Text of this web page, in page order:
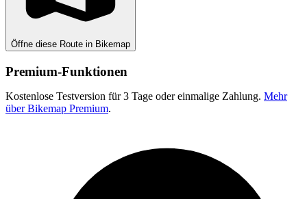
Öffne diese Route in Bikemap
Premium-Funktionen
Kostenlose Testversion für 3 Tage oder einmalige Zahlung. Mehr
über Bikemap Premium.